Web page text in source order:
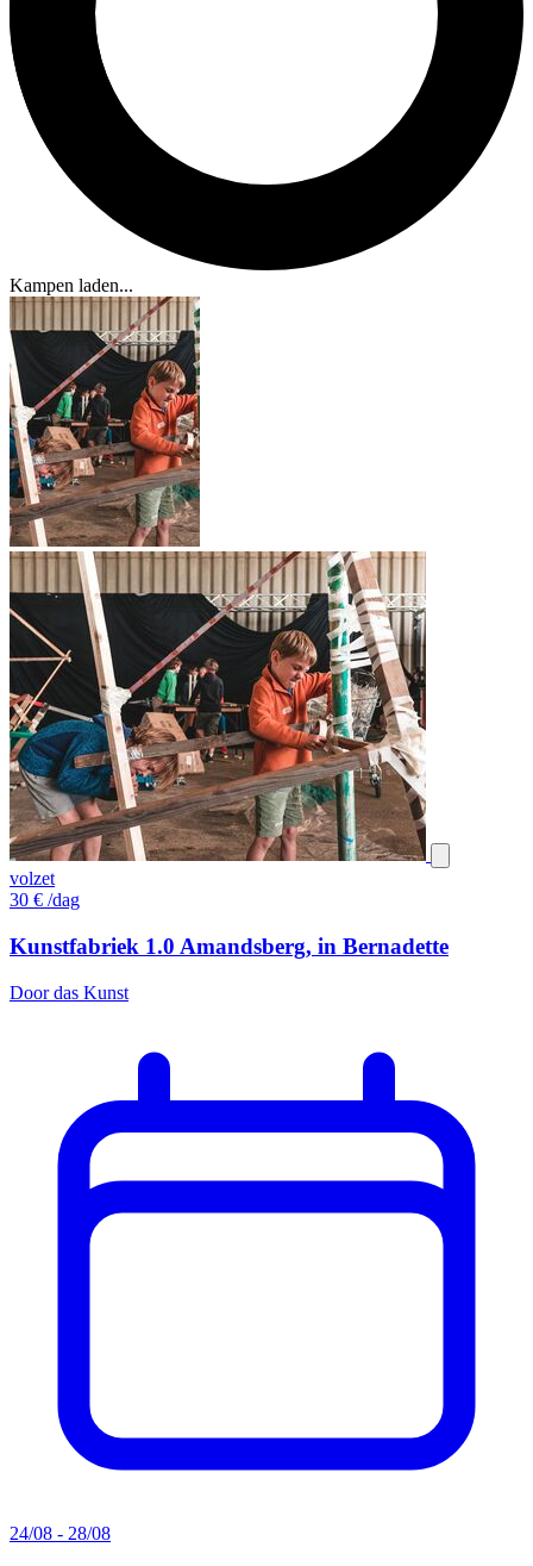
Kampen laden...
volzet
30 € /dag
Kunstfabriek 1.0 Amandsberg, in Bernadette
Door das Kunst
24/08 - 28/08